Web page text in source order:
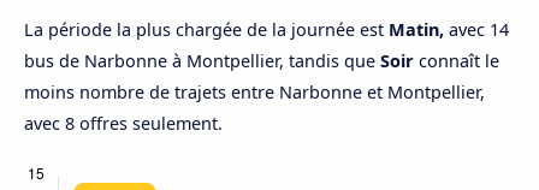
La période la plus chargée de la journée est Matin, avec 14
bus de Narbonne à Montpellier, tandis que Soir connaît le
moins nombre de trajets entre Narbonne et Montpellier,
avec 8 offres seulement.